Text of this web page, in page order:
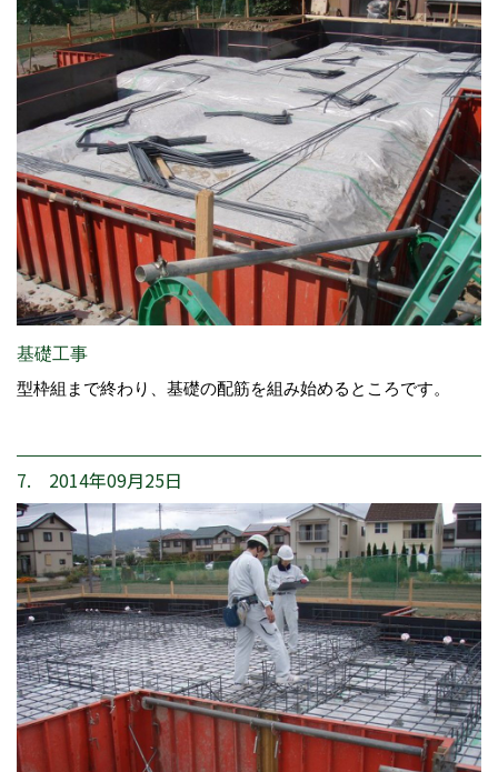
基礎工事
型枠組まで終わり、基礎の配筋を組み始めるところです。
7. 2014年09月25日